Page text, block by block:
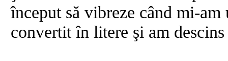
început să vibreze când mi-
convertit în litere şi am